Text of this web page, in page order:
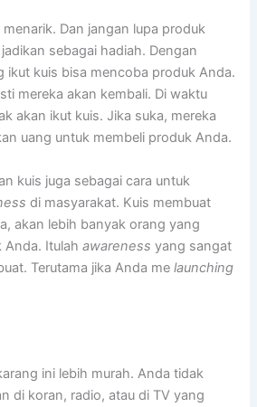
Dan jangan lupa produk
sebagai hadiah. Dengan
ikut kuis bisa mencoba produk Anda.
mereka akan kembali. Di waktu
akan ikut kuis. Jika suka, mereka
uang untuk membeli produk Anda.
kuis juga sebagai cara untuk
di masyarakat. Kuis membuat
akan lebih banyak orang yang
Anda. Itulahawarenessyang sangat
Terutama jika Anda melaunching
ini lebih murah. Anda tidak
di koran, radio, atau di TV yang